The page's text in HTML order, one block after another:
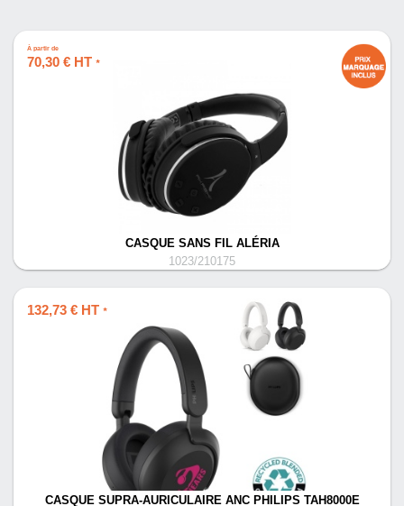
À partir de
70,30 € HT *
CASQUE SANS FIL ALÉRIA
1023/210175
132,73 € HT *
CASQUE SUPRA-AURICULAIRE ANC PHILIPS TAH8000E